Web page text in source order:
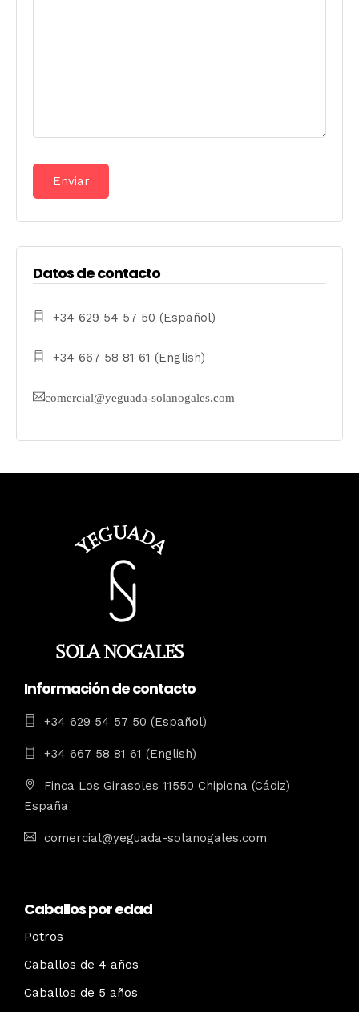
Datos de contacto
+34 629 54 57 50 (Español)
+34 667 58 81 61 (English)
comercial@yeguada-solanogales.com
Información de contacto
+34 629 54 57 50 (Español)
+34 667 58 81 61 (English)
Finca Los Girasoles 11550 Chipiona (Cádiz)
España
comercial@yeguada-solanogales.com
Caballos por edad
Potros
Caballos de 4 años
Caballos de 5 años